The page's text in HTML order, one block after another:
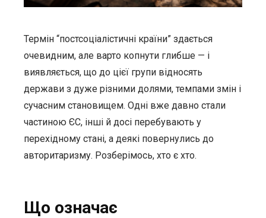
Термін “постсоціалістичні країни” здається
очевидним, але варто копнути глибше — і
виявляється, що до цієї групи відносять
держави з дуже різними долями, темпами змін і
сучасним становищем. Одні вже давно стали
частиною ЄС, інші й досі перебувають у
перехідному стані, а деякі повернулись до
авторитаризму. Розберімось, хто є хто.
Що означає